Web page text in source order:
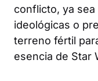
conflicto, ya
ideológicas o
terreno fértil
esencia de Star